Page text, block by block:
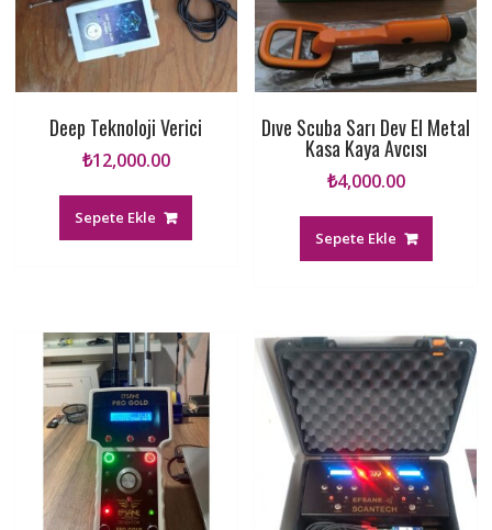
Deep Teknoloji Verici
₺12,000.00
Sepete Ekle
Dıve Scuba Sarı Dev El Metal
Kasa Kaya Avcısı
₺4,000.00
Sepete Ekle